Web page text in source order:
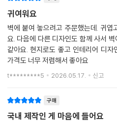
귀여워요
벽에 붙여 놓으려고 주문했는데. 귀엽
요. 다음에 다른 디자인도 함께 사서
같아요. 현지로도 좋고 인테리어 디자
가격도 너무 저렴해서 좋아요
t*********5 2026.05.17. 신고
구매
국내 제작인 게 마음에 들어요